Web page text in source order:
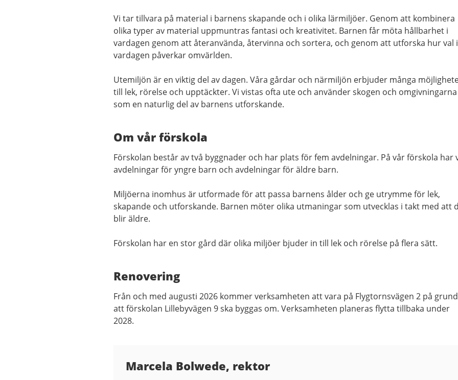
Vi tar tillvara på material i barnens skapande och i olika lärmiljöer. Genom att kombinera
olika typer av material uppmuntras fantasi och kreativitet. Barnen får möta hållbarhet i
vardagen genom att återanvända, återvinna och sortera, och genom att utforska hur val i
vardagen påverkar omvärlden.
Utemiljön är en viktig del av dagen. Våra gårdar och närmiljön erbjuder många
till lek, rörelse och upptäckter. Vi vistas ofta ute och använder skogen och omgivningarna
som en naturlig del av barnens utforskande.
Om vår förskola
Förskolan består av två byggnader och har plats för fem avdelningar. På vår förskola har
avdelningar för yngre barn och avdelningar för äldre barn.
Miljöerna inomhus är utformade för att passa barnens ålder och ge utrymme för lek,
skapande och utforskande. Barnen möter olika utmaningar som utvecklas i takt med att
blir äldre.
Förskolan har en stor gård där olika miljöer bjuder in till lek och rörelse på flera sätt.
Renovering
Från och med augusti 2026 kommer verksamheten att vara på Flygtornsvägen 2 på
att förskolan Lillebyvägen 9 ska byggas om. Verksamheten planeras flytta tillbaka under
2028.
Marcela Bolwede, rektor